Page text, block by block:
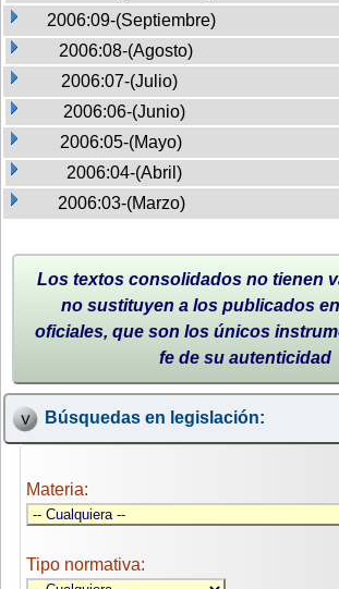
2006:09-(Septiembre)
2006:08-(Agosto)
2006:07-(Julio)
2006:06-(Junio)
2006:05-(Mayo)
2006:04-(Abril)
2006:03-(Marzo)
Los textos consolidados no tienen
no sustituyen a los publicados
oficiales, que son los únicos
fe de su autenticidad
Búsquedas en legislación:
Materia:
Tipo normativa: